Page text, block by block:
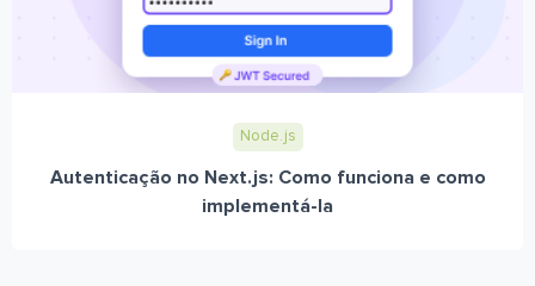
Node.js
Autenticação no Next.js: Como funciona e como
implementá-la